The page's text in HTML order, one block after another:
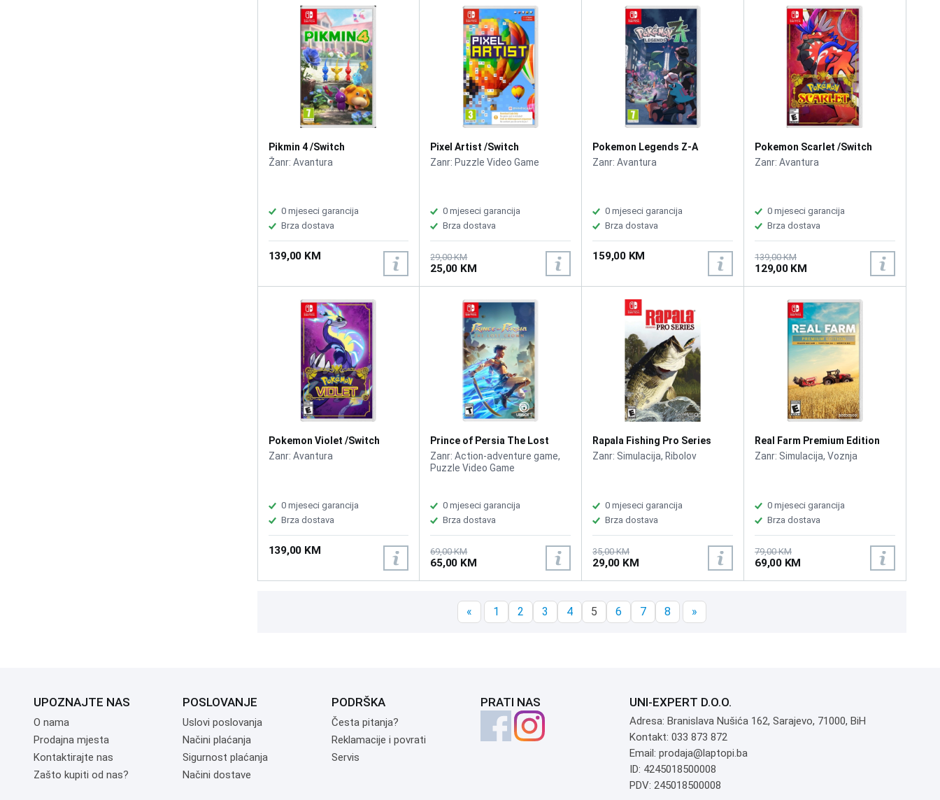
Pikmin 4 /Switch
Žanr: Avantura
0 mjeseci garancija
Brza dostava
139,00 KM
Pixel Artist /Switch
Zanr: Puzzle Video Game
0 mjeseci garancija
Brza dostava
29,00 KM
25,00 KM
Pokemon Legends Z-A
/Switch
Zanr: Avantura
0 mjeseci garancija
Brza dostava
159,00 KM
Pokemon Scarlet /Switch
Zanr: Avantura
0 mjeseci garancija
Brza dostava
139,00 KM
129,00 KM
Pokemon Violet /Switch
Zanr: Avantura
0 mjeseci garancija
Brza dostava
139,00 KM
Prince of Persia The Lost
Crown /Switch
Zanr: Action-adventure game,
Puzzle Video Game
0 mjeseci garancija
Brza dostava
69,00 KM
65,00 KM
Rapala Fishing Pro Series
/Switch
Zanr: Simulacija, Ribolov
0 mjeseci garancija
Brza dostava
35,00 KM
29,00 KM
Real Farm Premium Edition
/Switch
Zanr: Simulacija, Voznja
0 mjeseci garancija
Brza dostava
79,00 KM
69,00 KM
« 1 2 3 4 5 6 7 8 »
UPOZNAJTE NAS
O nama
Prodajna mjesta
Kontaktirajte nas
Zašto kupiti od nas?
POSLOVANJE
Uslovi poslovanja
Načini plaćanja
Sigurnost plaćanja
Načini dostave
PODRŠKA
Česta pitanja?
Reklamacije i povrati
Servis
PRATI NAS UNI-EXPERT D.O.O.
Adresa: Branislava Nušića 162, Sarajevo, 71000, BiH
Kontakt: 033 873 872
Email: prodaja@laptopi.ba
ID: 4245018500008
PDV: 245018500008